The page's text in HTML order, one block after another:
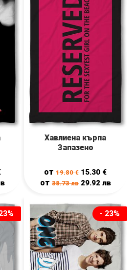
Хавлиена кърпа
Запазено
от19.80€ 15.30 €
от 38.73лв 29.92 лв
- 23%